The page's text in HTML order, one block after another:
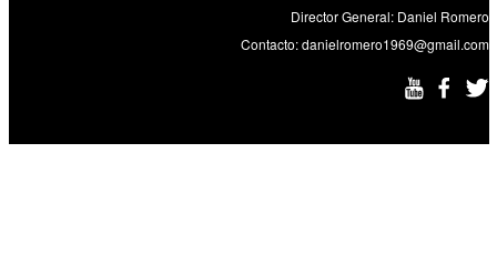
Director General: Daniel Romero
Contacto:danielromero1969@gmail.com